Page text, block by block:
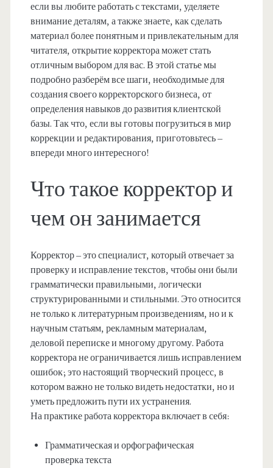
если вы любите работать с текстами, уделяете
внимание деталям, а также знаете, как сделать
материал более понятным и привлекательным для
читателя, открытие корректора может стать
отличным выбором для вас. В этой статье мы
подробно разберём все шаги, необходимые для
создания своего корректорского бизнеса, от
определения навыков до развития клиентской
базы. Так что, если вы готовы погрузиться в мир
коррекции и редактирования, приготовьтесь –
впереди много интересного!
Что такое корректор и
чем он занимается
Корректор – это специалист, который отвечает за
проверку и исправление текстов, чтобы они были
грамматически правильными, логически
структурированными и стильными. Это относится
не только к литературным произведениям, но и к
научным статьям, рекламным материалам,
деловой переписке и многому другому. Работа
корректора не ограничивается лишь исправлением
ошибок; это настоящий творческий процесс, в
котором важно не только видеть недостатки, но и
уметь предложить пути их устранения.
На практике работа корректора включает в себя:
Грамматическая и орфографическая
проверка текста